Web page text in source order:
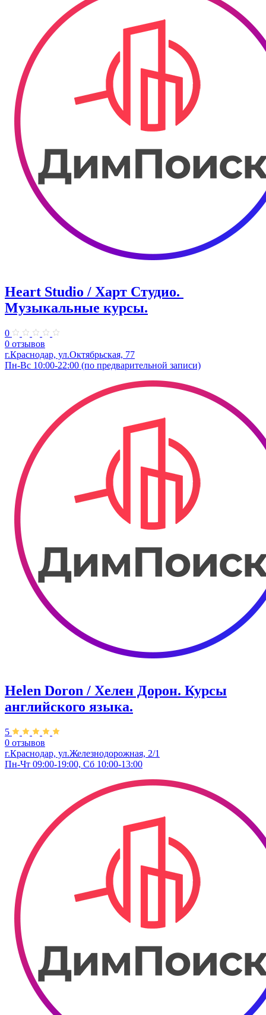
Heart Studio / Харт Студио. ​
Музыкальные курсы.
0
0 отзывов
г.Краснодар, ул.Октябрьская, 77
Пн-Вс 10:00-22:00 (по предварительной записи)
Helen Doron / Хелен Дорон. Курсы
английского языка.
5
0 отзывов
г.Краснодар, ул.Железнодорожная, 2/1
Пн-Чт 09:00-19:00, Сб 10:00-13:00